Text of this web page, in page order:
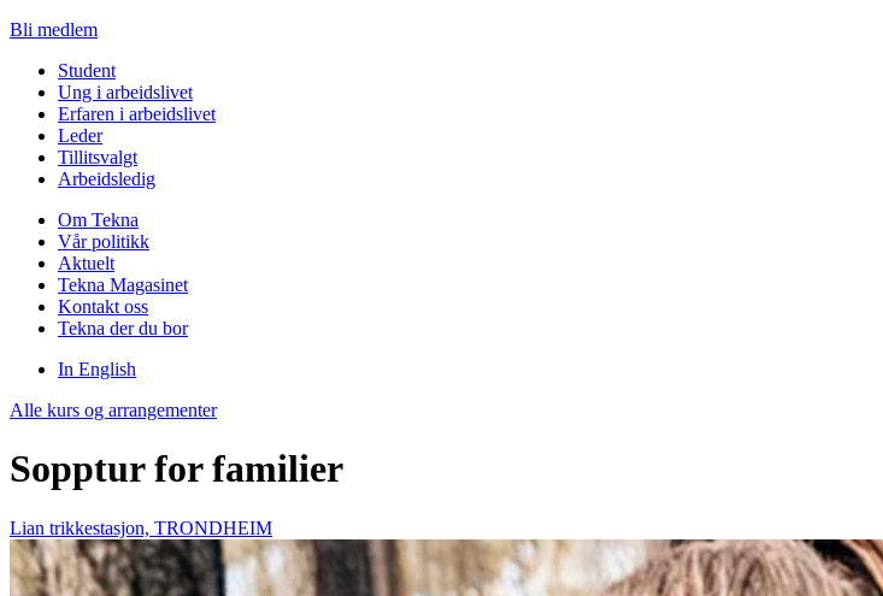
Bli medlem
Student
Ung i arbeidslivet
Erfaren i arbeidslivet
Leder
Tillitsvalgt
Arbeidsledig
Om Tekna
Vår politikk
Aktuelt
Tekna Magasinet
Kontakt oss
Tekna der du bor
In English
Alle kurs og arrangementer
Sopptur for familier
Lian trikkestasjon, TRONDHEIM